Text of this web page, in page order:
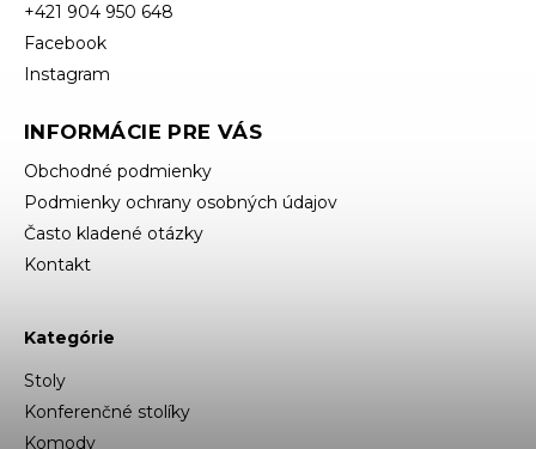
+421 904 950 648
Facebook
Instagram
INFORMÁCIE PRE VÁS
Obchodné podmienky
Podmienky ochrany osobných údajov
Často kladené otázky
Kontakt
Kategórie
Stoly
Konferenčné stolíky
Komody